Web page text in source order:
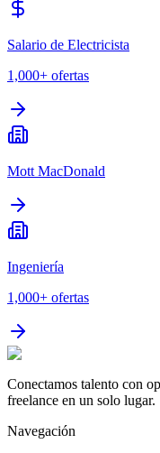
Salario de Electricista
1,000+ ofertas
Mott MacDonald
Ingeniería
1,000+ ofertas
Conectamos talento con
freelance en un solo lugar.
Navegación